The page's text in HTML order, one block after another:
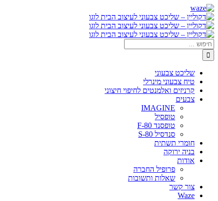
דלג
לתוכן
Waze
Facebook
חיפוש...
שליכט צבעוני
טיח צבעוני מינרלי
קרניזים ואלמנטים לחיפוי חיצוני
צבעים
IMAGINE
טופסיל
טופסנד F-80
סנדסיל S-80
חומרי תשתית
בניה ירוקה
אודות
פרופיל החברה
שאלות ותשובות
צור קשר
Waze